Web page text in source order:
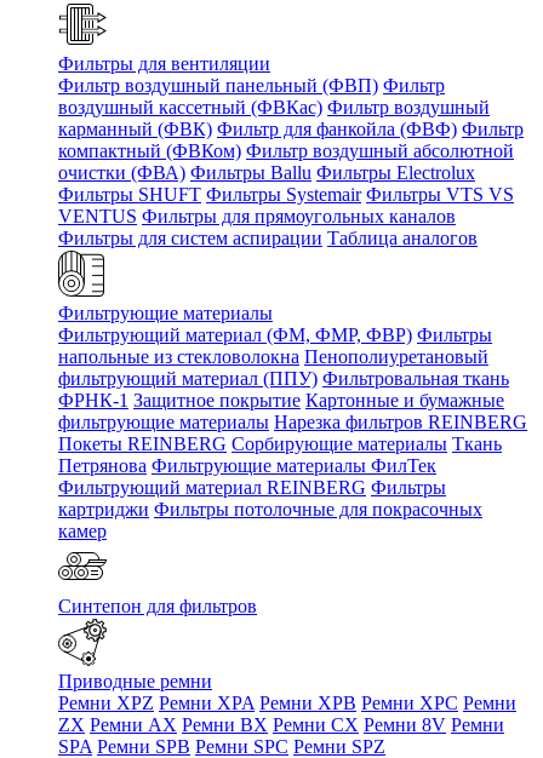
Фильтры для вентиляции
Фильтр воздушный панельный (ФВП) Фильтр
воздушный кассетный (ФВКас) Фильтр воздушный
карманный (ФВК) Фильтр для фанкойла (ФВФ) Фильтр
компактный (ФВКом) Фильтр воздушный абсолютной
очистки (ФВА) Фильтры Ballu Фильтры Electrolux
Фильтры SHUFT Фильтры Systemair Фильтры VTS VS
VENTUS Фильтры для прямоугольных каналов
Фильтры для систем аспирации Таблица аналогов
Фильтрующие материалы
Фильтрующий материал (ФМ, ФМР, ФВР) Фильтры
напольные из стекловолокна Пенополиуретановый
фильтрующий материал (ППУ) Фильтровальная ткань
ФРНК-1 Защитное покрытие Картонные и бумажные
фильтрующие материалы Нарезка фильтров REINBERG
Покеты REINBERG Сорбирующие материалы Ткань
Петрянова Фильтрующие материалы ФилТек
Фильтрующий материал REINBERG Фильтры
картриджи Фильтры потолочные для покрасочных
камер
Синтепон для фильтров
Приводные ремни
Ремни XPZ Ремни XPA Ремни XPB Ремни XPC Ремни
ZX Ремни AX Ремни BX Ремни CX Ремни 8V Ремни
SPA Ремни SPB Ремни SPC Ремни SPZ